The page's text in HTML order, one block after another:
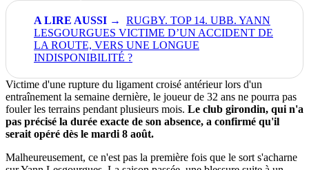
RUGBY. TOP 14. UBB. YANN
LESGOURGUES VICTIME D’UN ACCIDENT DE
LA ROUTE, VERS UNE LONGUE
INDISPONIBILITÉ ?
Victime d'une rupture du ligament croisé antérieur lors d'un
entraînement la semaine dernière, le joueur de 32 ans ne pourra pas
fouler les terrains pendant plusieurs mois. Le club girondin, qui n'a
pas précisé la durée exacte de son absence, a confirmé qu'il
serait opéré dès le mardi 8 août.
Malheureusement, ce n'est pas la première fois que le sort s'acharne